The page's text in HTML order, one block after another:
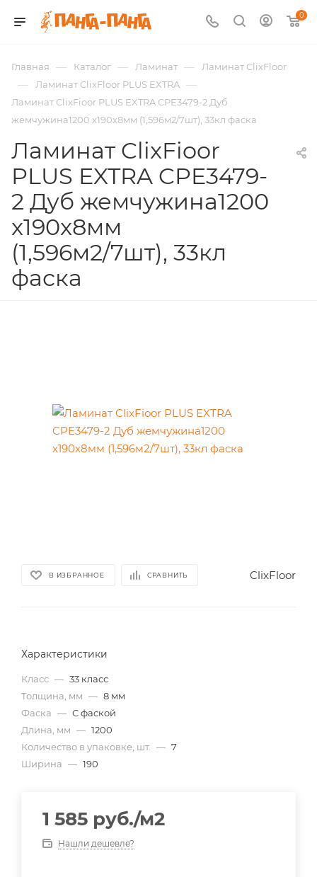
0
Главная — Каталог — Ламинат — Ламинат ClixFloor
— Ламинат ClixFloor PLUS EXTRA —
Ламинат ClixFioor PLUS EXTRA CPE3479-2 Дуб
жемчужина1200 x190x8мм (1,596м2/7шт), 33кл фаска
Ламинат ClixFioor
PLUS EXTRA CPE3479-
2 Дуб жемчужина1200
x190x8мм
(1,596м2/7шт), 33кл
фаска
В ИЗБРАННОЕ СРАВНИТЬ ClixFloor
Характеристики
Класс — 33 класс
Толщина, мм — 8 мм
Фаска — С фаской
Длина, мм — 1200
Количество в упаковке, шт.
— 7
Ширина — 190
1 585 руб./м2
Нашли дешевле?